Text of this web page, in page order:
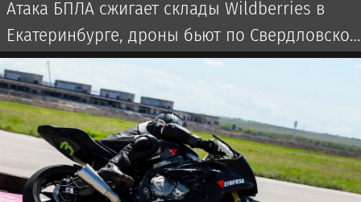
Атака БПЛА сжигает склады Wildberries в
Екатеринбурге, дроны бьют по Свердловской
области и Екатеринбургу 7 августа 2026